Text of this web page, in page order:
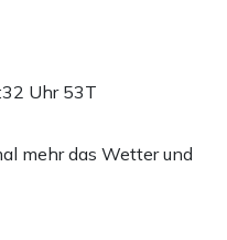
Uhr 53T
mehr das Wetter und